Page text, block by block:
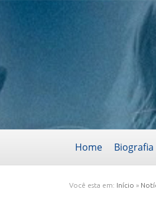
Home Biografia
Você esta em: Início »